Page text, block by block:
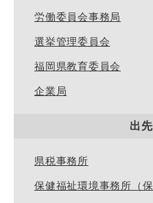
労働委員会事務局
選挙管理委員会
福岡県教育委員会
企業局
出
県税事務所
保健福祉環境事務所（